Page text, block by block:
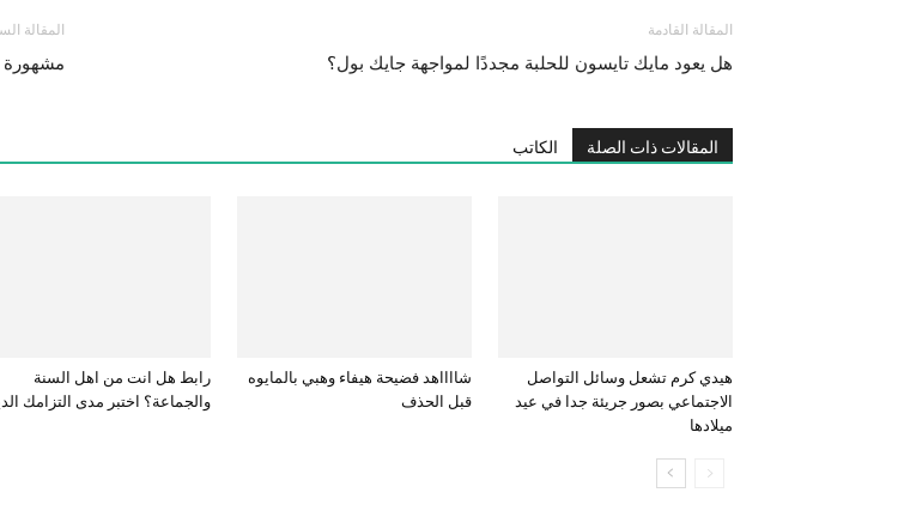
المقالة
مشهورة
المقالة القادمة
هل يعود مايك تايسون للحلبة مجددًا لمواجهة جايك بول؟
المقالات ذات الصلة الكاتب
رابط هل انت من اهل السنة
والجماعة؟ اختبر مدى التزامك
شااااهد فضيحة هيفاء وهبي بالمايوه
قبل الحذف
هيدي كرم تشعل وسائل التواصل
الاجتماعي بصور جريئة جدا في عيد
ميلادها